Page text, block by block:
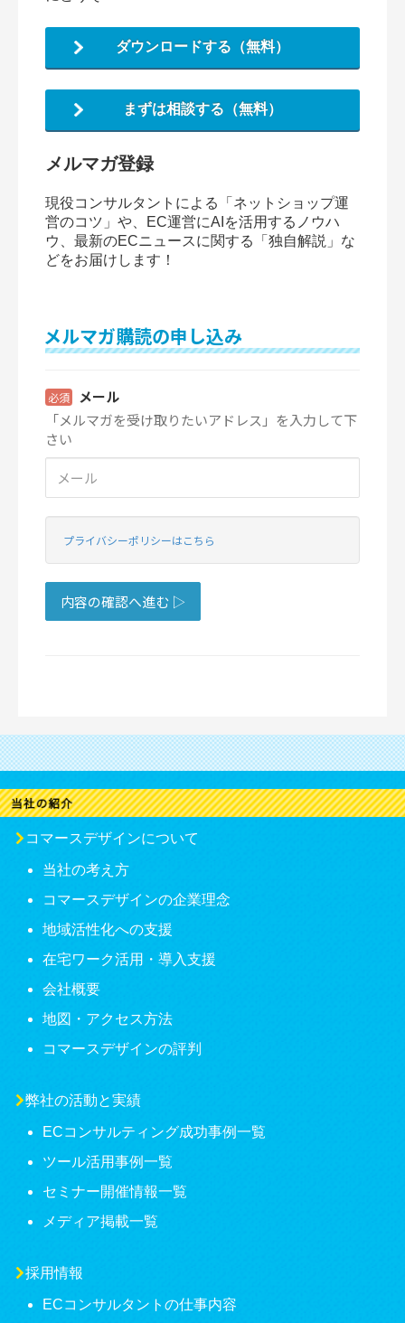
ダウンロードする（無料）
まずは相談する（無料）
メルマガ登録
現役コンサルタントによる「ネットショップ運
営のコツ」や、EC運営にAIを活用するノウハ
ウ、最新のECニュースに関する「独自解説」な
どをお届けします！
コマースデザインについて
当社の考え方
コマースデザインの企業理念
地域活性化への支援
在宅ワーク活用・導入支援
会社概要
地図・アクセス方法
コマースデザインの評判
弊社の活動と実績
ECコンサルティング成功事例一覧
ツール活用事例一覧
セミナー開催情報一覧
メディア掲載一覧
採用情報
ECコンサルタントの仕事内容